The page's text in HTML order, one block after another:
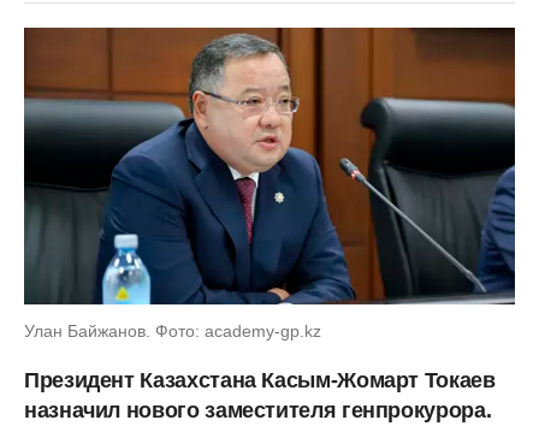
Улан Байжанов. Фото: academy-gp.kz
Президент Казахстана Касым-Жомарт Токаев
назначил нового заместителя генпрокурора.